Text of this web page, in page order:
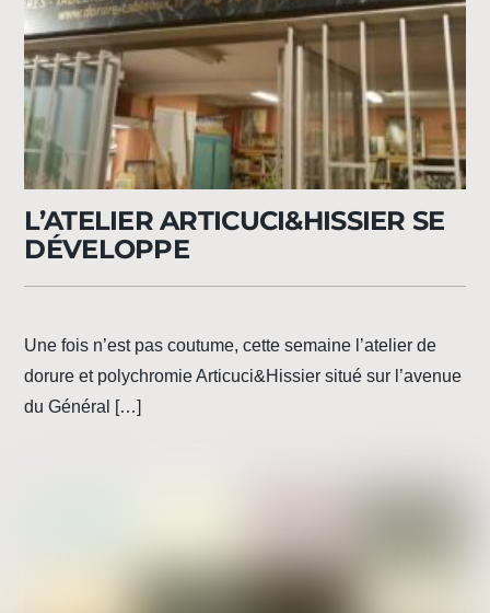
L’ATELIER ARTICUCI&HISSIER SE
DÉVELOPPE
Une fois n’est pas coutume, cette semaine l’atelier de
dorure et polychromie Articuci&Hissier situé sur l’avenue
du Général […]